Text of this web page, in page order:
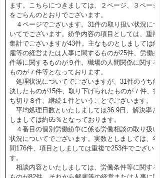
ます。こちらにつきましては、２ページ、３ページ
をごらんのとおりでございます。
４ページでございます。31件の取り扱い状況につ
いてでございます。紛争内容の項目としては、重複
集計でございますが43件。主なものとしましては解
雇等の経営または人事に関するものが25件、労働条
件等に関するものが９件、職場の人間関係に関する
ものが７件等となっております。
処理状況についてでございますが、31件のうち解
決したものが15件、取り下げられたものが７件、打
ち切り８件、継続１件ということでございます。
平均処理日数といたしましては36.9日、解決率と
しましては約65％となっております。
４番目の個別労働紛争に係る労働相談の取り扱い
状況についてでございます。実数としましては、年
間176件、項目としましては重複で253件でございま
す。
相談内容といたしましては、労働条件等に関する